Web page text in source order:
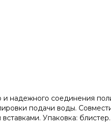
и надежного соединения
подачи воды.
Упаковка: блистер.